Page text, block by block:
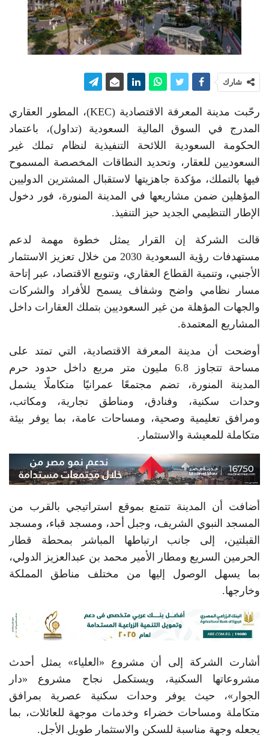
شارك
رحّبت مدينة المعرفة الاقتصادية (KEC)، المطور العقاري
المدرج في السوق المالية السعودية (تداول)، باعتماد
الحكومة السعودية اللائحة التنفيذية لنظام تملك غير
السعوديين للعقار، وتحديد النطاقات المخصصة المسموح
فيها بالتملك، مؤكدة جاهزيتها لاستقبال المشترين الدوليين
المؤهلين ضمن مشاريعها في المدينة المنورة، فور دخول
الإطار التنظيمي الجديد حيز التنفيذ.
قالت الشركة إن القرار يمثل خطوة مهمة لدعم
مستهدفات رؤية السعودية 2030 من خلال تعزيز الاستثمار
الأجنبي، وتنمية القطاع العقاري، وتنويع الاقتصاد، عبر إتاحة
مسار نظامي واضح وشفاف يسمح للأفراد والشركات
والجهات المؤهلة من غير السعوديين بتملك العقارات داخل
المشاريع المعتمدة.
أوضحت أن مدينة المعرفة الاقتصادية، التي تمتد على
مساحة تتجاوز 6.8 مليون متر مربع داخل حدود حرم
المدينة المنورة، تضم مجتمعًا عمرانيًا متكاملًا يشمل
وحدات سكنية، وفنادق، ومناطق تجارية، ومكاتب،
ومرافق تعليمية وصحية، ومساحات عامة، بما يوفر بيئة
متكاملة للمعيشة والاستثمار.
أضافت أن المدينة تتمتع بموقع استراتيجي بالقرب من
المسجد النبوي الشريف، وجبل أحد، ومسجد قباء، ومسجد
القبلتين، إلى جانب ارتباطها المباشر بمحطة قطار
الحرمين السريع ومطار الأمير محمد بن عبدالعزيز الدولي،
بما يسهل الوصول إليها من مختلف مناطق المملكة
وخارجها.
أشارت الشركة إلى أن مشروع «العلياء» يمثل أحدث
مشروعاتها السكنية، ويستكمل نجاح مشروع «دار
الجوار»، حيث يوفر وحدات سكنية عصرية بمرافق
متكاملة ومساحات خضراء وخدمات موجهة للعائلات، بما
يجعله وجهة مناسبة للسكن والاستثمار طويل الأجل.